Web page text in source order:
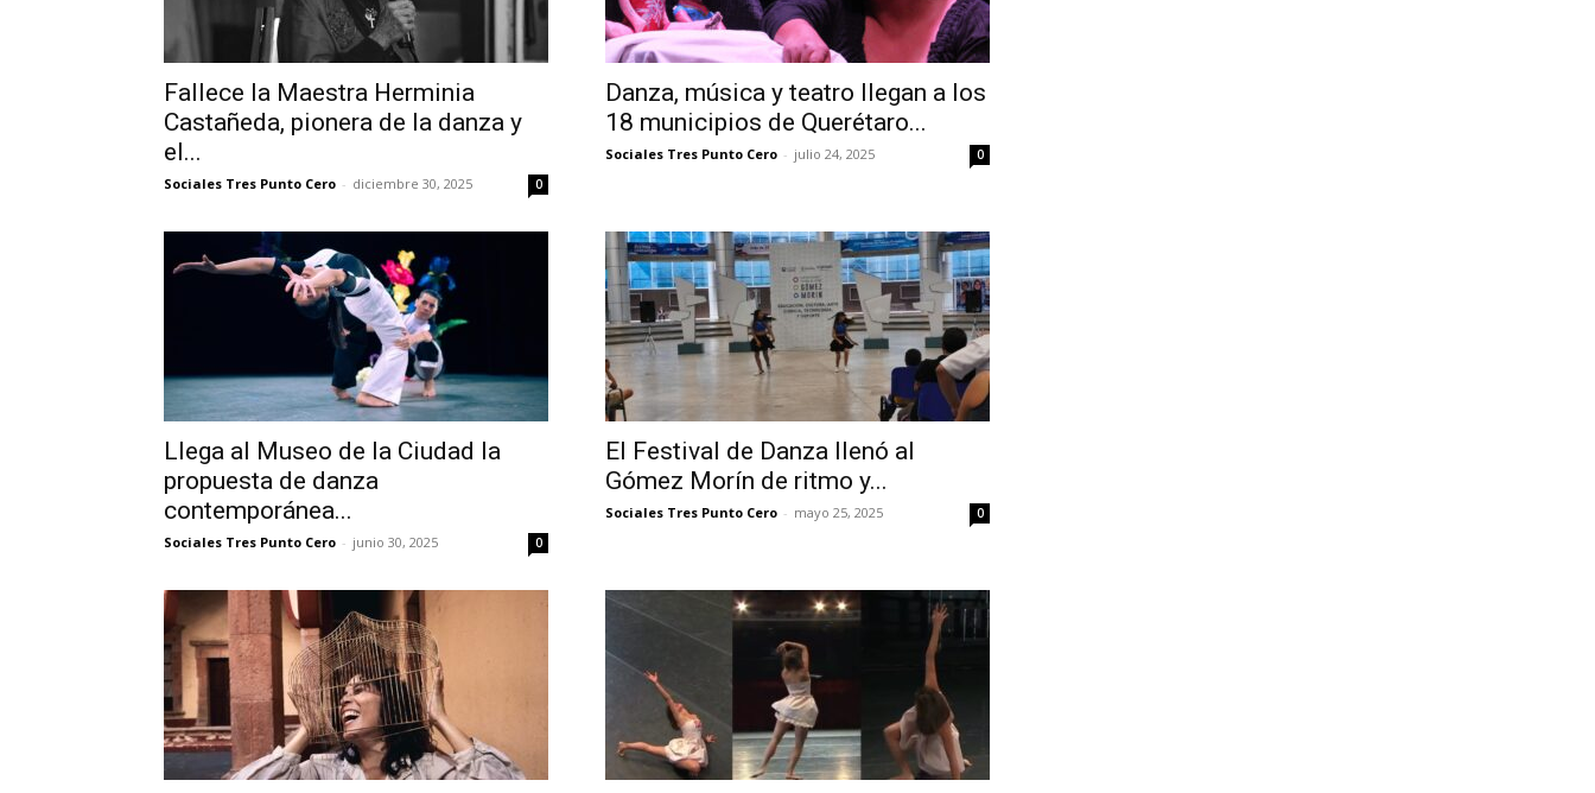
Fallece la Maestra Herminia
Castañeda, pionera de la danza y
el...
Sociales Tres Punto Cero - diciembre 30, 2025 0
Danza, música y teatro llegan a los
18 municipios de Querétaro...
Sociales Tres Punto Cero - julio 24, 2025 0
Llega al Museo de la Ciudad la
propuesta de danza
contemporánea...
Sociales Tres Punto Cero - junio 30, 2025 0
El Festival de Danza llenó al
Gómez Morín de ritmo y...
Sociales Tres Punto Cero - mayo 25, 2025 0